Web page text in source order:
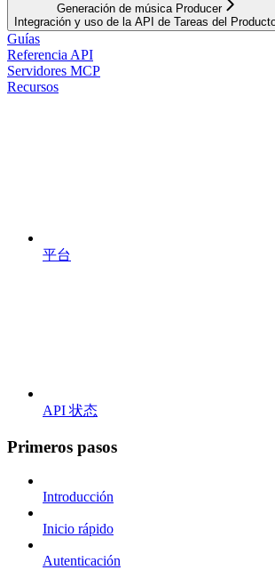
Generación de música Producer
Integración y uso de la API de Tareas del
Guías
Referencia API
Servidores MCP
Recursos
平台
API 状态
Primeros pasos
Introducción
Inicio rápido
Autenticación